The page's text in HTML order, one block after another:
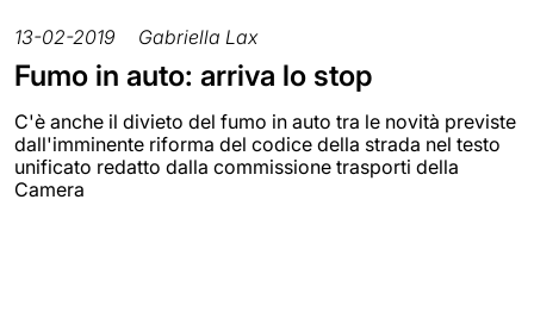
13-02-2019 Gabriella Lax
Fumo in auto: arriva lo stop
C'è anche il divieto del fumo in auto tra le novità previste
dall'imminente riforma del codice della strada nel testo
unificato redatto dalla commissione trasporti della
Camera